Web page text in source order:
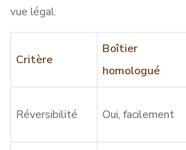
vue légal.
Critère
Boîtier
homologué
Réversibilité Oui, facilement